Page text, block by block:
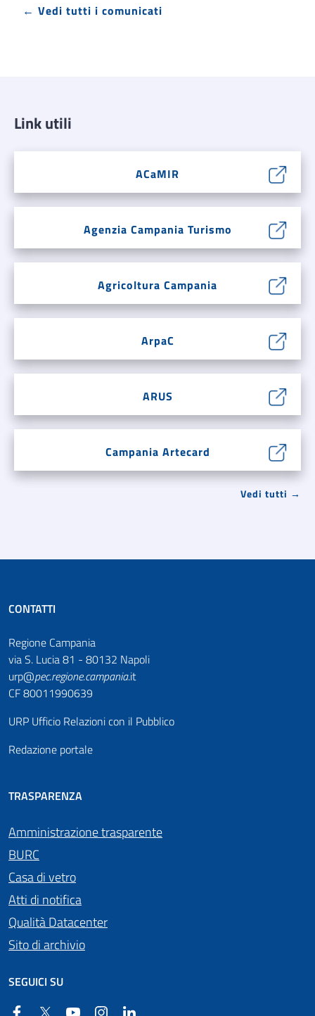
← Vedi tutti i comunicati
Link utili
ACaMIR
Agenzia Campania Turismo
Agricoltura Campania
ArpaC
ARUS
Campania Artecard
Vedi tutti →
CONTATTI
Regione Campania
via S. Lucia 81 - 80132 Napoli
urp@pec.regione.campania.it
CF 80011990639
URP Ufficio Relazioni con il Pubblico
Redazione portale
TRASPARENZA
Amministrazione trasparente
BURC
Casa di vetro
Atti di notifica
Qualità Datacenter
Sito di archivio
SEGUICI SU
FacebookTwitter YouTube Instagram